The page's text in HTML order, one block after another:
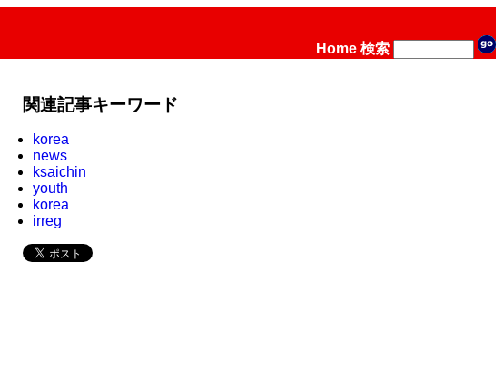
Home 検索
関連記事キーワード
korea
news
ksaichin
youth
korea
irreg